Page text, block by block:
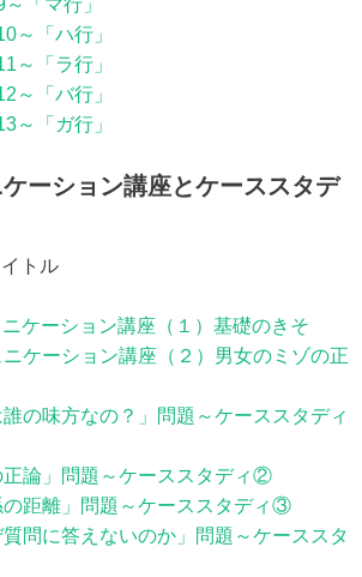
「マ行」
～「ハ行」
～「ラ行」
～「バ行」
～「ガ行」
ーション講座とケーススタデ
トル
ケーション講座（１）基礎のきそ
ケーション講座（２）男女のミゾの正
の味方なの？」問題～ケーススタディ
論」問題～ケーススタディ②
距離」問題～ケーススタディ③
問に答えないのか」問題～ケーススタ